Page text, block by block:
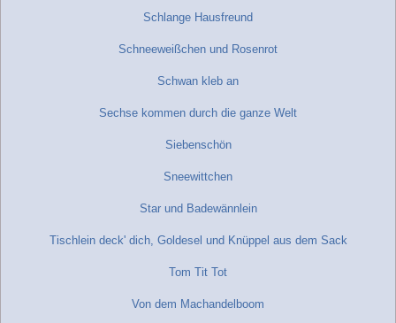
Schlange Hausfreund
Schneeweißchen und Rosenrot
Schwan kleb an
Sechse kommen durch die ganze Welt
Siebenschön
Sneewittchen
Star und Badewännlein
Tischlein deck' dich, Goldesel und Knüppel aus dem Sack
Tom Tit Tot
Von dem Machandelboom